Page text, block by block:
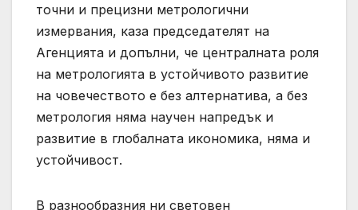
точни и прецизни метрологични
измервания, каза председателят на
Агенцията и допълни, че централната роля
на метрологията в устойчивото развитие
на човечеството е без алтернатива, а без
метрология няма научен напредък и
развитие в глобалната икономика, няма и
устойчивост.
В разнообразния ни световен